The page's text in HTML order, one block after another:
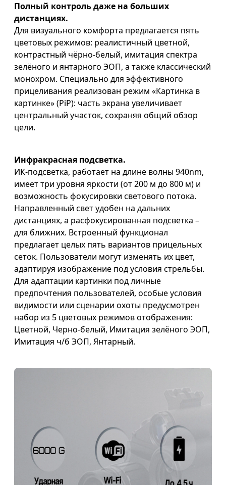
Полный контроль даже на больших
дистанциях.
Для визуального комфорта предлагается пять
цветовых режимов: реалистичный цветной,
контрастный чёрно-белый, имитация спектра
зелёного и янтарного ЭОП, а также классический
монохром. Специально для эффективного
прицеливания реализован режим «Картинка в
картинке» (PiP): часть экрана увеличивает
центральный участок, сохраняя общий обзор
цели.
Инфракрасная подсветка.
ИК-подсветка, работает на длине волны 940nm,
имеет три уровня яркости (от 200 м до 800 м) и
возможность фокусировки светового потока.
Направленный свет удобен на дальних
дистанциях, а расфокусированная подсветка –
для ближних. Встроенный функционал
предлагает целых пять вариантов прицельных
сеток. Пользователи могут изменять их цвет,
адаптируя изображение под условия стрельбы.
Для адаптации картинки под личные
предпочтения пользователей, особые условия
видимости или сценарии охоты предусмотрен
набор из 5 цветовых режимов отображения:
Цветной, Черно-белый, Имитация зелёного ЭОП,
Имитация ч/б ЭОП, Янтарный.